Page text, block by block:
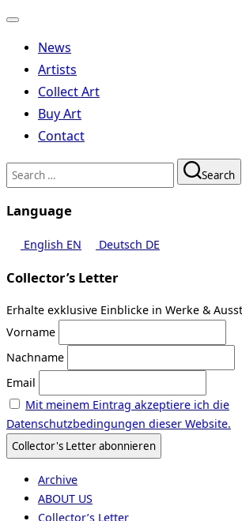
Toggle
navigationNews
Artists
Collect Art
Buy Art
Contact
Search
for:
Search
Language
English EN Deutsch DE
Collector’s Letter
Erhalte exklusive Einblicke in Werke &
Vorname
Nachname
Email
Mit meinem Eintrag akzeptiere ich die
Datenschutzbedingungen dieser Website.
Archive
ABOUT US
Collector’s Letter